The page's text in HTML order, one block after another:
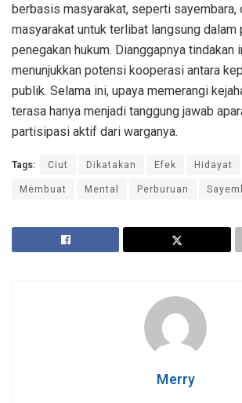
berbasis masyarakat, seperti sayembara,
masyarakat untuk terlibat langsung dalam
penegakan hukum. Dianggapnya
menunjukkan potensi kooperasi antara
publik. Selama ini, upaya memerangi
terasa hanya menjadi tanggung jawab
partisipasi aktif dari warganya.
Tags: Ciut Dikatakan Efek Hidayat
Membuat
Mental Perburuan
Merry